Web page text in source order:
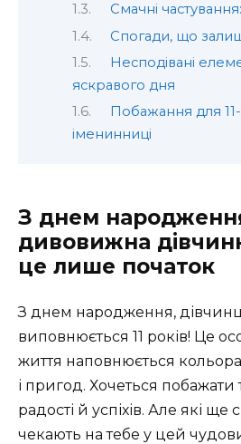
Смачні
Спогади, що
Несподівані
яскравого дня
Побажання для 11-
іменинниці
З днем
дивовижна
це лише початок
З днем народження,
виповнюється 11 років! Це
життя наповнюється
і пригод. Хочеться побажати
радості й успіхів. Але які
чекають на тебе у цей